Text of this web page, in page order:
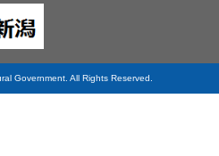
Government. All Rights Reserved.